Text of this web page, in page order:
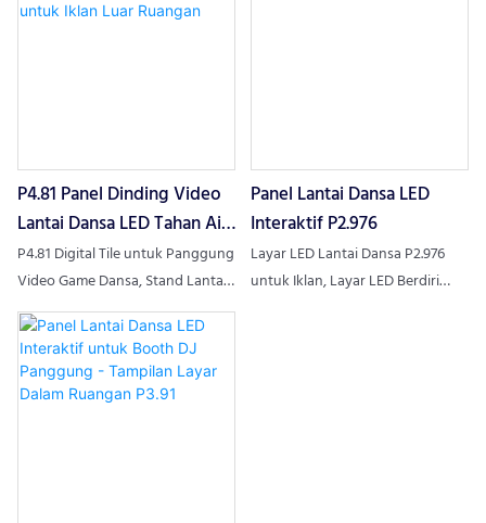
P4.81 Panel Dinding Video
Lantai Dansa LED Tahan Air
untuk Iklan Luar Ruangan
P4.81 Digital Tile untuk Panggung
Video Game Dansa, Stand Lantai
LED, Dinding LED, Temukan Detail
dan Harga tentang Layar LED
untuk Lantai Dansa dari P4.81
Digital Tile untuk Panggung
Panel Lantai Dansa LED
Interaktif P2.976
Layar LED Lantai Dansa P2.976
untuk Iklan, Layar LED Berdiri